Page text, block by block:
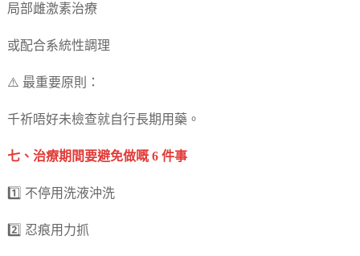
局部雌激素治療
或配合系統性調理
⚠️ 最重要原則：
千祈唔好未檢查就自行長期用藥。
七、治療期間要避免做嘅 6 件事
1️⃣ 不停用洗液沖洗
2️⃣ 忍痕用力抓